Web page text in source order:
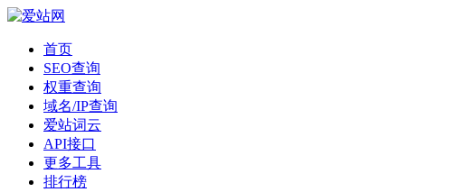
首页
SEO查询
权重查询
域名/IP查询
爱站词云
API接口
更多工具
排行榜